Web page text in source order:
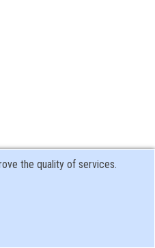
the quality of services.